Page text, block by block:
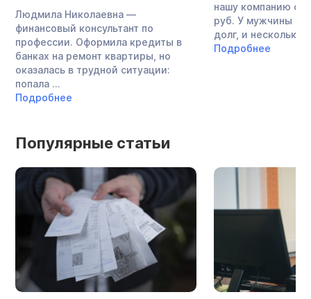
Людмила Николаевна —
финансовый консультант по
профессии. Оформила кредиты в
банках на ремонт квартиры, но
оказалась в трудной ситуации:
попала ...
Подробнее
нашу компанию с
руб. У мужчины
долг, и несколько
Подробнее
Популярные статьи